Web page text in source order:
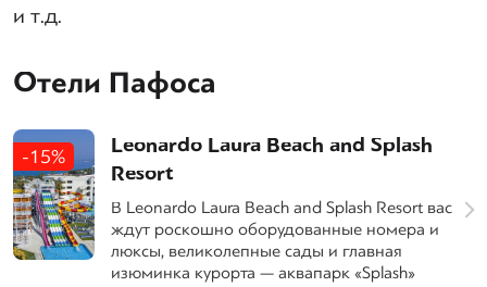
и т.д.
Отели Пафоса
-15%
Leonardo Laura Beach and Splash
Resort
В Leonardo Laura Beach and Splash Resort вас
ждут роскошно оборудованные номера и
люксы, великолепные сады и главная
изюминка курорта — аквапарк «Splash»